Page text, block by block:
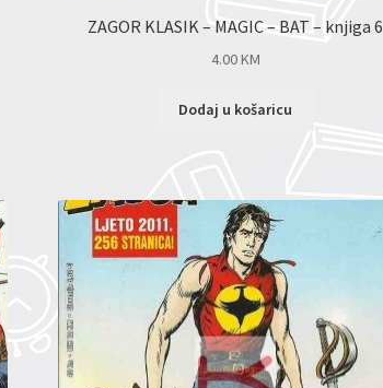
ZAGOR KLASIK – MAGIC – BAT – knjiga 6
4.00KM
Dodaj u košaricu